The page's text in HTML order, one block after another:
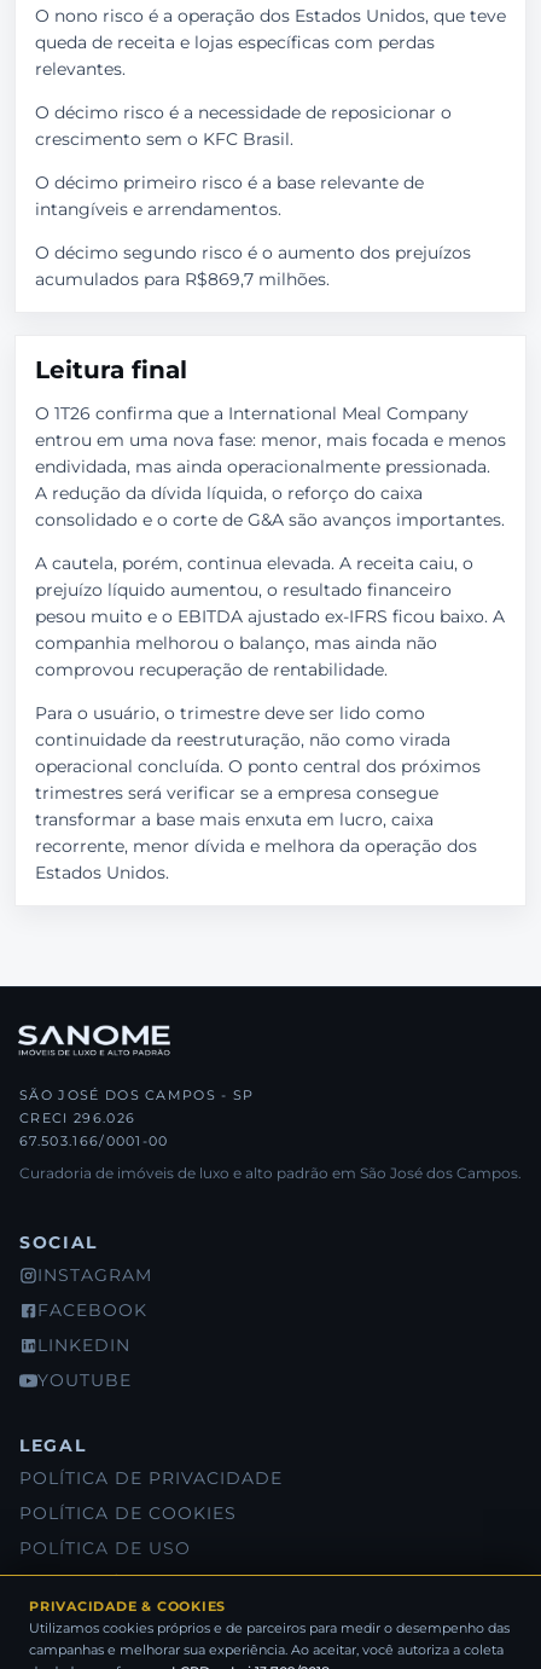
O nono risco é a operação dos Estados Unidos, que teve
queda de receita e lojas específicas com perdas
relevantes.
O décimo risco é a necessidade de reposicionar o
crescimento sem o KFC Brasil.
O décimo primeiro risco é a base relevante de
intangíveis e arrendamentos.
O décimo segundo risco é o aumento dos prejuízos
acumulados para R$869,7 milhões.
Leitura final
O 1T26 confirma que a International Meal Company
entrou em uma nova fase: menor, mais focada e menos
endividada, mas ainda operacionalmente pressionada.
A redução da dívida líquida, o reforço do caixa
consolidado e o corte de G&A são avanços importantes.
A cautela, porém, continua elevada. A receita caiu, o
prejuízo líquido aumentou, o resultado financeiro
pesou muito e o EBITDA ajustado ex-IFRS ficou baixo. A
companhia melhorou o balanço, mas ainda não
comprovou recuperação de rentabilidade.
Para o usuário, o trimestre deve ser lido como
continuidade da reestruturação, não como virada
operacional concluída. O ponto central dos próximos
trimestres será verificar se a empresa consegue
transformar a base mais enxuta em lucro, caixa
recorrente, menor dívida e melhora da operação dos
Estados Unidos.
SÃO JOSÉ DOS CAMPOS - SP
CRECI 296.026
67.503.166/0001-00
Curadoria de imóveis de luxo e alto padrão em São José dos Campos.
SOCIAL
INSTAGRAM
FACEBOOK
LINKEDIN
YOUTUBE
LEGAL
POLÍTICA DE PRIVACIDADE
POLÍTICA DE COOKIES
POLÍTICA DE USO
SOBRE NÓS
® SANOME NEGÓCIOS IMOBILIÁRIOS 2026 - TODOS OS DIREITOS
PRIVACIDADE & COOKIES
Utilizamos cookies próprios e de parceiros para medir o desempenho das
campanhas e melhorar sua experiência. Ao aceitar, você autoriza a coleta